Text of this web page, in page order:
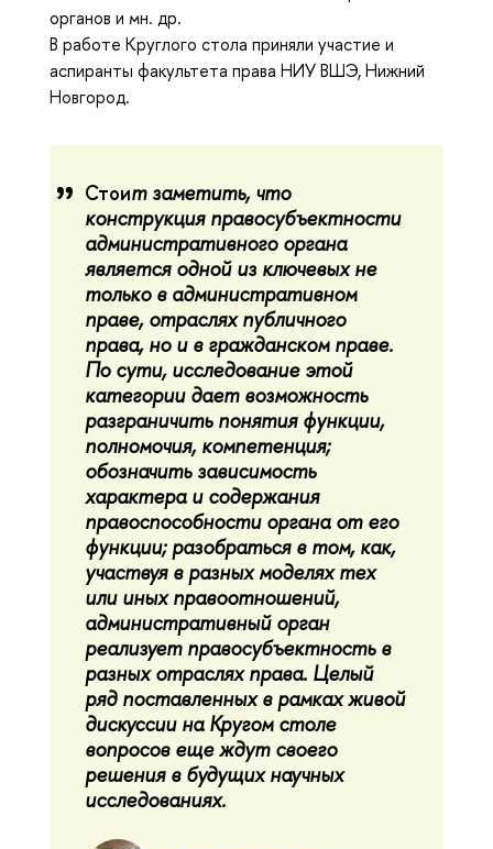
органов и мн. др.
В работе Круглого стола приняли участие и
аспиранты факультета права НИУ ВШЭ, Нижний
Новгород.
Стоит заметить, что
конструкция правосубъектности
административного органа
является одной из ключевых не
только в административном
праве, отраслях публичного
права, но и в гражданском праве.
По сути, исследование этой
категории дает возможность
разграничить понятия функции,
полномочия, компетенция;
обозначить зависимость
характера и содержания
правоспособности органа от его
функции; разобраться в том, как,
участвуя в разных моделях тех
или иных правоотношений,
административный орган
реализует правосубъектность в
разных отраслях права. Целый
ряд поставленных в рамках живой
дискуссии на Кругом столе
вопросов еще ждут своего
решения в будущих научных
исследованиях.